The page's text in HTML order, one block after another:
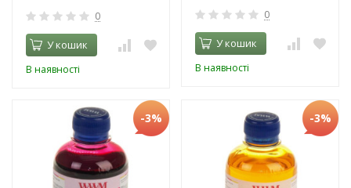
0
У кошик
В наявності
0
У кошик
В наявності
-3% -3%